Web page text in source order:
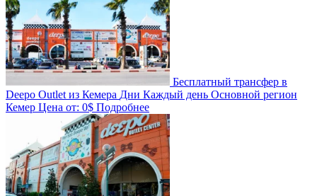
Бесплатный трансфер в
Deepo Outlet из Кемера Дни Каждый день Основной регион
Кемер Цена от: 0$ Подробнее